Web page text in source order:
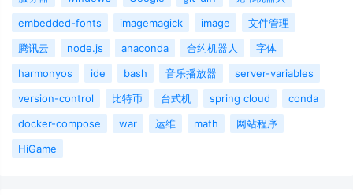
embedded-fonts
imagemagick image
文件管理
腾讯云
node.js anaconda 合约机器人
字体
harmonyos
ide bash 音乐播放器
server-variables
version-control
比特币 台式机 spring cloud
conda
docker-compose
war 运维 math
网站程序
HiGame